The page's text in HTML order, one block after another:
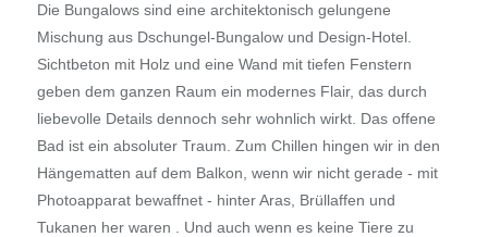
Die Bungalows sind eine architektonisch gelungene
Mischung aus Dschungel-Bungalow und Design-Hotel.
Sichtbeton mit Holz und eine Wand mit tiefen Fenstern
geben dem ganzen Raum ein modernes Flair, das durch
liebevolle Details dennoch sehr wohnlich wirkt. Das offene
Bad ist ein absoluter Traum. Zum Chillen hingen wir in den
Hängematten auf dem Balkon, wenn wir nicht gerade - mit
Photoapparat bewaffnet - hinter Aras, Brüllaffen und
Tukanen her waren . Und auch wenn es keine Tiere zu